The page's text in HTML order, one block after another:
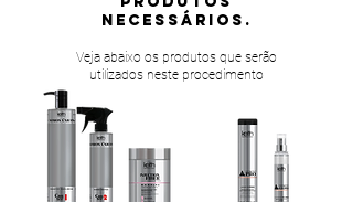
NECESSÁRIOS.
Veja abaixo os produtos que serão
utilizados neste procedimento